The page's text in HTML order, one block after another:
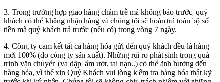
3. Trong trường hợp giao hàng chậm trễ mà không báo trước, quý
khách có thể không nhận hàng và chúng tôi sẽ hoàn trả toàn bộ số
tiền mà quý khách trả trước (nếu có) trong vòng 7 ngày.
4. Công ty cam kết tất cả hàng hóa gửi đến quý khách đều là hàng
mới 100% (do công ty sản xuất). Những rủi ro phát sinh trong quá
trình vận chuyển (va đập, ẩm ướt, tai nạn..) có thể ảnh hưởng đến
hàng hóa, vì thế xin Quý Khách vui lòng kiểm tra hàng hóa thật kỹ